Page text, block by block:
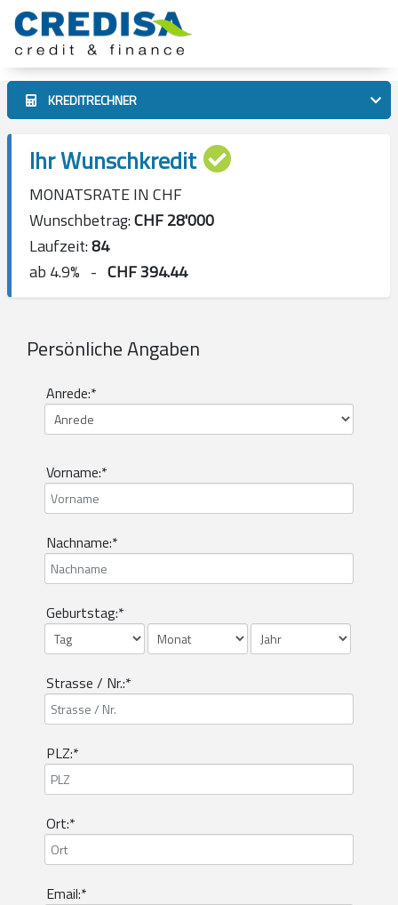
KREDITRECHNER
Ihr Wunschkredit
MONATSRATE IN CHF
Wunschbetrag:CHF28'000
Laufzeit:84
ab 4.9% - CHF394.44
Persönliche Angaben
Anrede:*
Vorname:*
Nachname:*
Geburtstag:*
Strasse / Nr.:*
PLZ:*
Ort:*
Email:*